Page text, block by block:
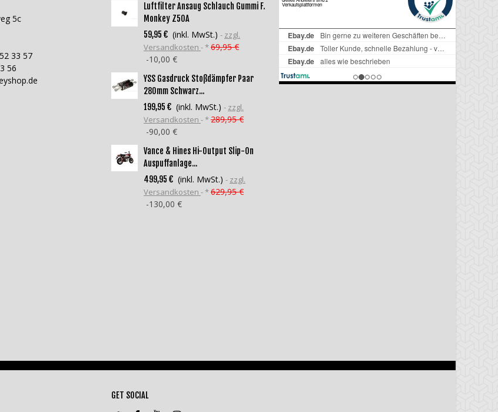
5c
33 57
56
Luftfilter Ansaug Schlauch Gummi F.
Monkey Z50A
59,95 € (inkl. MwSt.)
zzgl.
Versandkosten
*69,95 €
-10,00 €
YSS Gasdruck Stoßdämpfer Paar
280mm Schwarz...
199,95 € (inkl. MwSt.)
zzgl.
Versandkosten
*289,95 €
-90,00 €
Vance & Hines Hi-Output Slip-On
Auspuffanlage...
499,95 € (inkl. MwSt.)
zzgl.
Versandkosten
*629,95 €
-130,00 €
GET SOCIAL